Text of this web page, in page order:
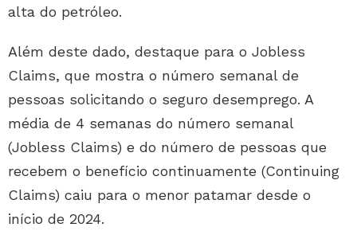
alta do petróleo.
Além deste dado, destaque para o Jobless
Claims, que mostra o número semanal de
pessoas solicitando o seguro desemprego. A
média de 4 semanas do número semanal
(Jobless Claims) e do número de pessoas que
recebem o benefício continuamente (Continuing
Claims) caiu para o menor patamar desde o
início de 2024.